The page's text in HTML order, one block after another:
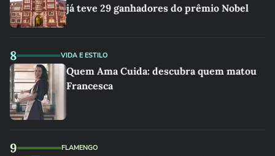
já teve 29 ganhadores do prêmio Nobel
8 VIDA E ESTILO
Quem Ama Cuida: descubra quem matou
Francesca
9 FLAMENGO